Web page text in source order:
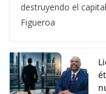
destruyendo el
Figueroa